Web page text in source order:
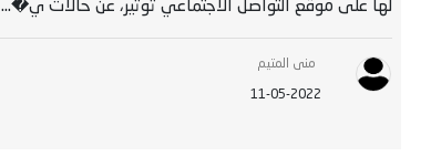
لها على موقع التواصل الاجتماعي توتير، عن حالات ي�...
منى المتيم
11-05-2022